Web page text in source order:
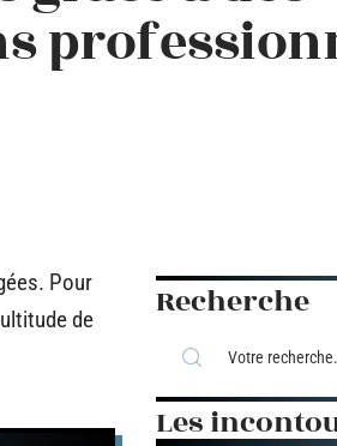
Pour
de
Recherche
Les